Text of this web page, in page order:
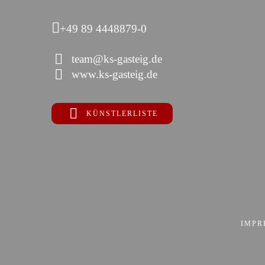
+49 89 4448879-0
team@ks-gasteig.de
www.ks-gasteig.de
KÜNSTLERLISTE